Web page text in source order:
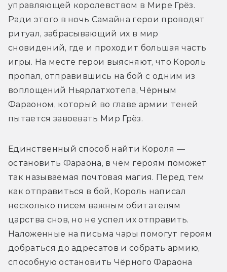
управляющей королевством в Мире Грёз.
Ради этого в ночь Самайна герои проводят
ритуал, забрасывающий их в мир
сновидений, где и проходит большая часть
игры. На месте герои выясняют, что Король
пропал, отправившись на бой с одним из
воплощений Ньярлатхотепа, Чёрным
Фараоном, который во главе армии теней
пытается завоевать Мир Грёз.
Единственный способ найти Короля —
остановить Фараона, в чём героям поможет
так называемая почтовая магия. Перед тем
как отправиться в бой, Король написал
несколько писем важным обитателям
царства снов, но не успел их отправить.
Наложенные на письма чары помогут героям
добраться до адресатов и собрать армию,
способную остановить Чёрного Фараона